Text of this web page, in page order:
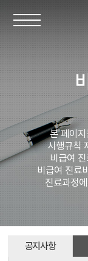
본 페이
시행규칙
비급여
비급여 진료
진료과정
공지사항